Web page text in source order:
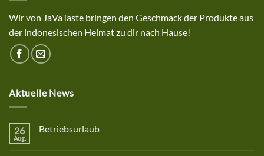
Wir von JaVaTaste bringen den Geschmack der Produkte aus
der indonesischen Heimat zu dir nach Hause!
Aktuelle News
26
Aug.
Betriebsurlaub